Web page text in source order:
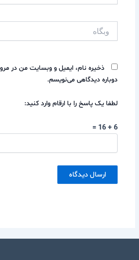
ذخیره نام، ایمیل و وبسایت من در
دوباره دیدگاهی می‌نویسم.
لطفا یک پاسخ را با ارقام وارد کنید:
6 + 16 =